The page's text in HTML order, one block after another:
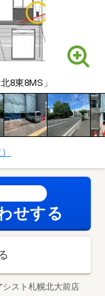
8東8MS」
せする
スト札幌北大前店